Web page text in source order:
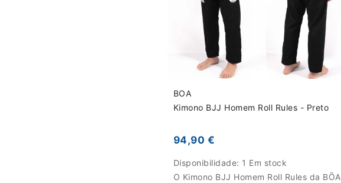
BOA
Kimono BJJ Homem Roll Rules - Preto
94,90 €
Disponibilidade: 1 Em stock
O Kimono BJJ Homem Roll Rules da BŌA